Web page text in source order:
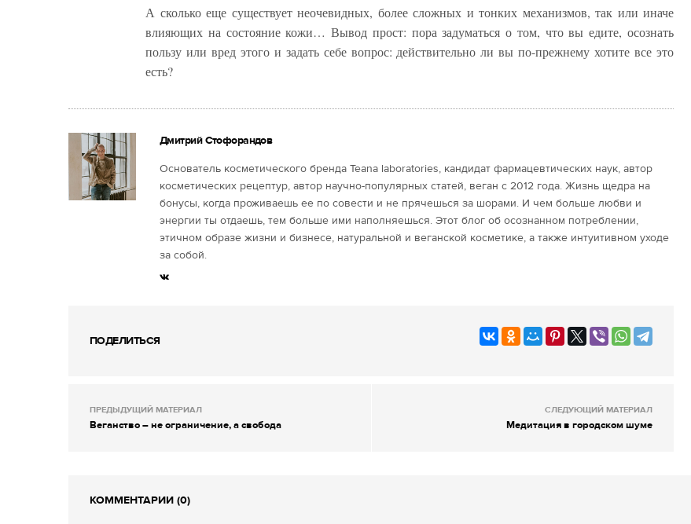
А сколько еще существует неочевидных, более сложных и тонких механизмов, так или иначе
влияющих на состояние кожи… Вывод прост: пора задуматься о том, что вы едите, осознать
пользу или вред этого и задать себе вопрос: действительно ли вы по-прежнему хотите все это
есть?
Дмитрий Стофорандов
Основатель косметического бренда Teana laboratories, кандидат фармацевтических наук, автор
косметических рецептур, автор научно-популярных статей, веган с 2012 года. Жизнь щедра на
бонусы, когда проживаешь ее по совести и не прячешься за шорами. И чем больше любви и
энергии ты отдаешь, тем больше ими наполняешься. Этот блог об осознанном потреблении,
этичном образе жизни и бизнесе, натуральной и веганской косметике, а также интуитивном уходе
за собой.
ПОДЕЛИТЬСЯ
ПРЕДЫДУЩИЙ МАТЕРИАЛ
Веганство – не ограничение, а свобода
СЛЕДУЮЩИЙ МАТЕРИАЛ
Медитация в городском шуме
КОММЕНТАРИИ (0)